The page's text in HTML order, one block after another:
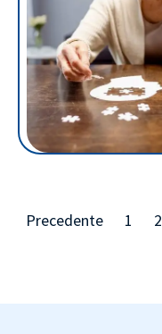
Precedente 1 2